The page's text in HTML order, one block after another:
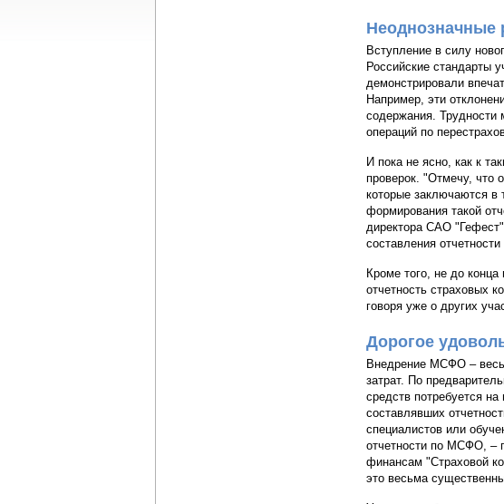
Неоднозначные
Вступление в силу
Российские стандарты
демонстрировали
Например, эти
содержания. Трудности
операций по
И пока не ясно, как к
проверок. "Отмечу, что
которые заключаются в
формирования такой
директора САО
составления
Кроме того, не до
отчетность страховых
говоря уже о других
Дорогое
Внедрение МСФО –
затрат. По
средств потребуется
составлявших
специалистов или
отчетности по МСФО, –
финансам "Страховой
это весьма